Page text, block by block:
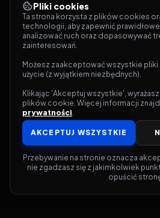
Pliki cookies
Ta strona korzysta z plików cookies
technologii, aby zapewnić prawidłowe
analizować ruch oraz dopasowywać
zainteresowań.
Możesz zaakceptować wszystkie
użycie (z wyjątkiem niezbędnych).
Klikając 'Akceptuj wszystkie',
plików cookie. Więcej informacji
prywatności.
AKCEPTUJ WSZYSTKIE
Przebywanie na stronie oznacza
nie zgadzasz się z jakimkolwiek
opuścić